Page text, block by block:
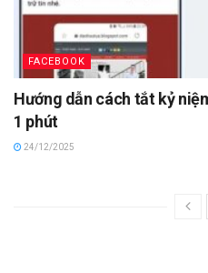
FACEBOOK
Hướng dẫn cách tắt kỷ
1 phút
24/12/2025